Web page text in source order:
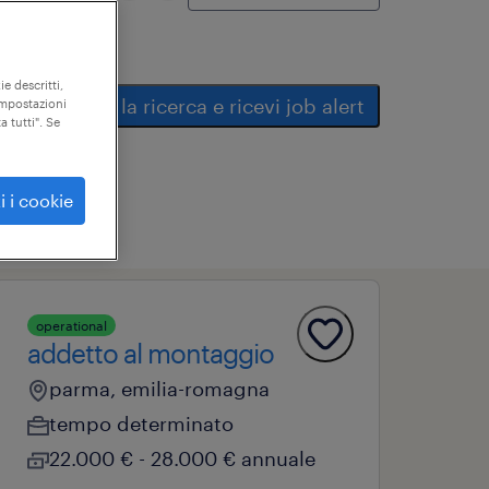
salva la ricerca e ricevi job alert
operational
addetto al montaggio
parma, emilia-romagna
tempo determinato
22.000 € - 28.000 € annuale
descritti,
tutti". Se
i cookie